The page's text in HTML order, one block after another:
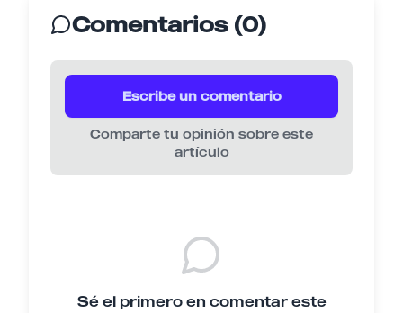
Comentarios (0)
Escribe un comentario
Comparte tu opinión sobre este
artículo
Sé el primero en comentar este